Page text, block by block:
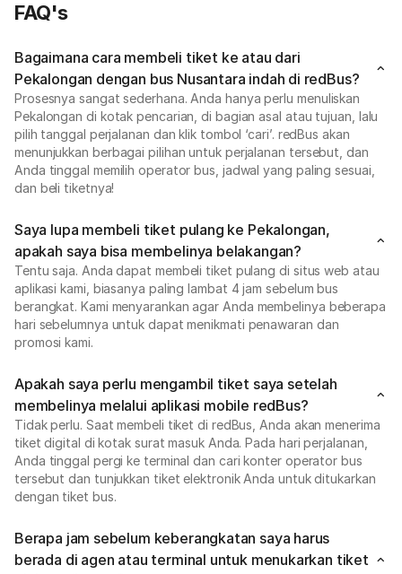
FAQ's
Bagaimana cara membeli tiket ke atau dari
Pekalongan dengan bus Nusantara indah di redBus?
Prosesnya sangat sederhana. Anda hanya perlu menuliskan
Pekalongan di kotak pencarian, di bagian asal atau tujuan, lalu
pilih tanggal perjalanan dan klik tombol ‘cari’. redBus akan
menunjukkan berbagai pilihan untuk perjalanan tersebut, dan
Anda tinggal memilih operator bus, jadwal yang paling sesuai,
dan beli tiketnya!
Saya lupa membeli tiket pulang ke Pekalongan,
apakah saya bisa membelinya belakangan?
Tentu saja. Anda dapat membeli tiket pulang di situs web atau
aplikasi kami, biasanya paling lambat 4 jam sebelum bus
berangkat. Kami menyarankan agar Anda membelinya beberapa
hari sebelumnya untuk dapat menikmati penawaran dan
promosi kami.
Apakah saya perlu mengambil tiket saya setelah
membelinya melalui aplikasi mobile redBus?
Tidak perlu. Saat membeli tiket di redBus, Anda akan menerima
tiket digital di kotak surat masuk Anda. Pada hari perjalanan,
Anda tinggal pergi ke terminal dan cari konter operator bus
tersebut dan tunjukkan tiket elektronik Anda untuk ditukarkan
dengan tiket bus.
Berapa jam sebelum keberangkatan saya harus
berada di agen atau terminal untuk menukarkan tiket